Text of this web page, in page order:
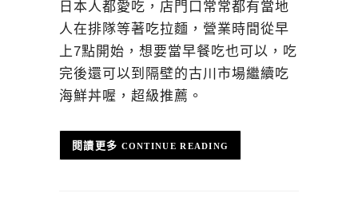
日本人都愛吃，店門口常常都有當地
人在排隊等著吃拉麵，營業時間從早
上7點開始，想要當早餐吃也可以，吃
完後還可以到隔壁的古川市場繼續吃
海鮮丼喔，超級推薦。
CONTINUE READING